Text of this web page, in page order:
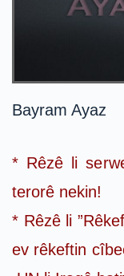
Bayram Ayaz
* Rêzê li
terorê nekin!
* Rêzê li
ev rêkeftin